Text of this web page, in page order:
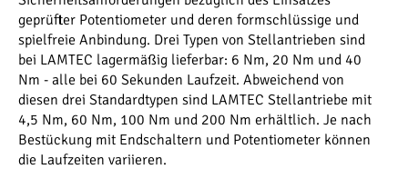
geprüfter Potentiometer und deren formschlüssige und
spielfreie Anbindung. Drei Typen von Stellantrieben sind
bei LAMTEC lagermäßig lieferbar: 6 Nm, 20 Nm und 40
Nm - alle bei 60 Sekunden Laufzeit. Abweichend von
diesen drei Standardtypen sind LAMTEC Stellantriebe mit
4,5 Nm, 60 Nm, 100 Nm und 200 Nm erhältlich. Je nach
Bestückung mit Endschaltern und Potentiometer können
die Laufzeiten variieren.